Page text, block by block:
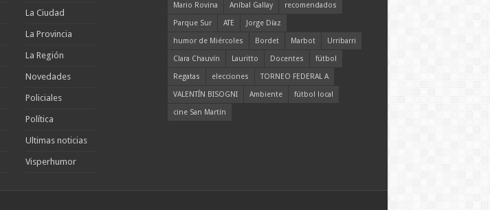
La Ciudad
La Provincia
La Región
Novedades
Policiales
Política
Ultimas noticias
Visperhumor
Mario Rovina
Aníbal Gallay
recomendados
Parque Sur
ATE
Jorge Díaz
humor de Miércoles
Bordet Marbot
Urribarri
Clara Chauvín
Lauritto Docentes
fútbol
Regatas
elecciones
TORNEO FEDERAL A
VALENTÍN BISOGNI
Ambiente
fútbol local
cine San Martín